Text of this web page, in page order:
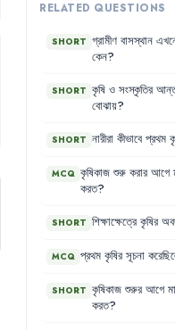
RELATED QUESTIONS
SHORT গ্রামীণ বাসস্থান
কেন?
SHORT কৃষি ও সংস্কৃতির
বোঝায়?
SHORT নারীরা কীভাবে প্রথম
MCQ কৃষিকাজ শুরু করার আগে
করত?
SHORT শিক্ষাক্ষেত্রে কৃষির
MCQ প্রথম কৃষির সূচনা
SHORT কৃষিকাজ শুরুর আগে
করত?